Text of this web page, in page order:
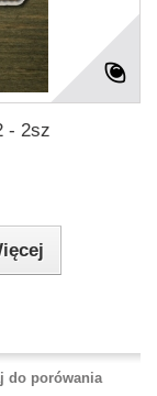
- 2sz
do porówania